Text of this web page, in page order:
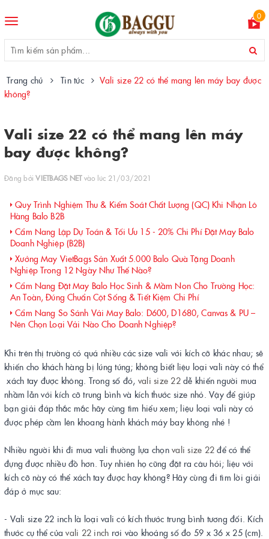
Toggle
0
Trang chủ Tin tức
Vali size 22 có thể mang lên máy bay được
không?
Vali size 22 có thể mang lên máy
bay được không?
Đăng bởiVIETBAGS NETvào lúc 21/03/2021
Quy Trình Nghiệm Thu & Kiểm Soát Chất Lượng (QC) Khi Nhận Lô
Hàng Balo B2B
Cẩm Nang Lập Dự Toán & Tối Ưu 15 - 20% Chi Phí Đặt May Balo
Doanh Nghiệp (B2B)
Xưởng May VietBags Sản Xuất 5.000 Balo Quà Tặng Doanh
Nghiệp Trong 12 Ngày Như Thế Nào?
Cẩm Nang Đặt May Balo Học Sinh & Mầm Non Cho Trường Học:
An Toàn, Đúng Chuẩn Cột Sống & Tiết Kiệm Chi Phí
Cẩm Nang So Sánh Vải May Balo: D600, D1680, Canvas & PU –
Nên Chọn Loại Vải Nào Cho Doanh Nghiệp?
Khi trên thị trường có quá nhiều các size vali với kích cỡ khác nhau; sẽ
khiến cho khách hàng bị lúng túng; không biết liệu loại vali này có thể
xách tay được không. Trong số đó, vali size 22 dễ khiến người mua
nhầm lẫn với kích cỡ trung bình và kích thước size nhỏ. Vậy để giúp
bạn giải đáp thắc mắc hãy cùng tìm hiểu xem; liệu loại vali này có
được phép cầm lên khoang hành khách máy bay không nhé !
Nhiều người khi đi mua vali thường lựa chọn vali size 22 để có thể
đựng được nhiều đồ hơn. Tuy nhiên họ cũng đặt ra câu hỏi; liệu với
kích cỡ này có thể xách tay được hay không? Hãy cùng đi tìm lời giải
đáp ở mục sau:
- Vali size 22 inch là loại vali có kích thước trung bình tương đối. Kích
thước cụ thể củavali 22 inch rơi vào khoảng số đo 59 x 36 x 25 (cm).